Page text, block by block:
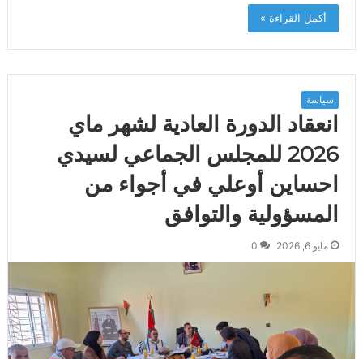
أكمل القراءة »
سياسة
انعقاد الدورة العادية لشهر ماي
2026 للمجلس الجماعي لسيدي
احساين أوعلي في أجواء من
المسؤولية والتوافق
مايو 6, 2026 0